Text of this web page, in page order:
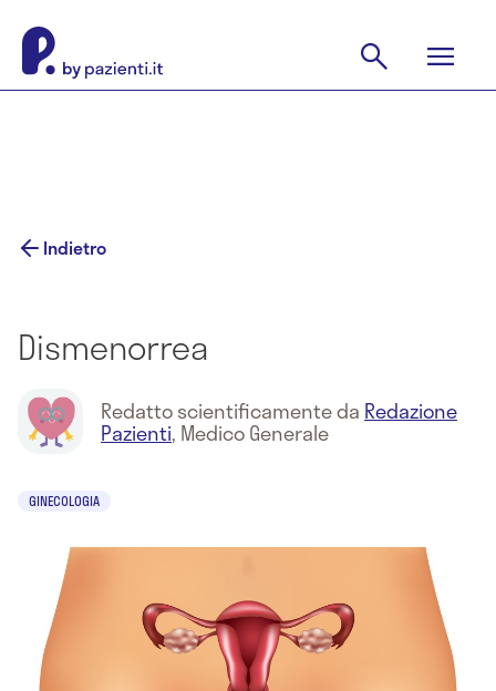
Indietro
Dismenorrea
Redatto scientificamente da Redazione
Pazienti, Medico Generale
GINECOLOGIA